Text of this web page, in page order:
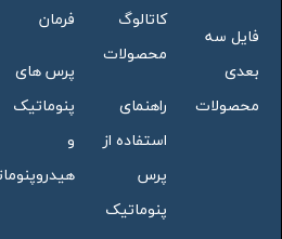
فایل سه
بعدی
محصولات
کاتالوگ
محصولات
راهنمای
استفاده از
پرس
پنوماتیک
فرمان
پرس های
پنوماتیک
و